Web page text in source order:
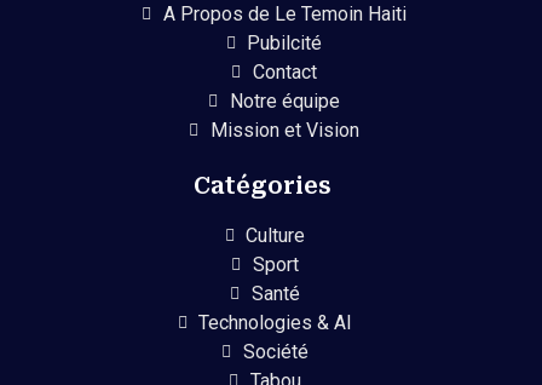
A Propos de Le Temoin Haiti
Pubilcité
Contact
Notre équipe
Mission et Vision
Catégories
Culture
Sport
Santé
Technologies & AI
Société